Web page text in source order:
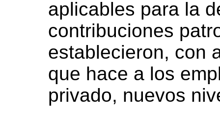
aplicables para la
contribuciones
establecieron, con
que hace a los
privado, nuevos